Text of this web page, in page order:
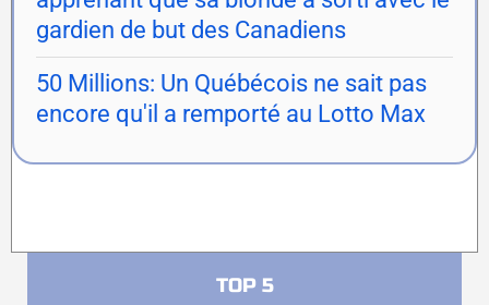
gardien de but des Canadiens
50 Millions: Un Québécois ne sait pas
encore qu'il a remporté au Lotto Max
TOP 5